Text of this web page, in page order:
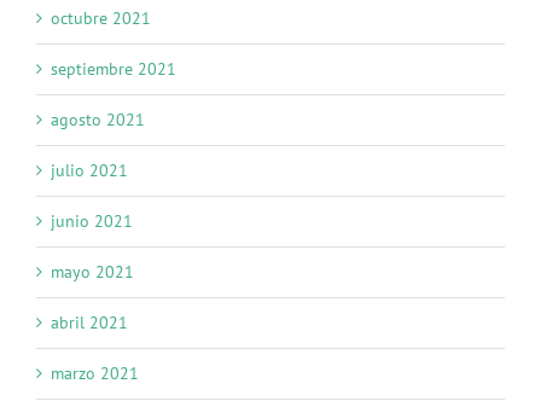
octubre 2021
septiembre 2021
agosto 2021
julio 2021
junio 2021
mayo 2021
abril 2021
marzo 2021